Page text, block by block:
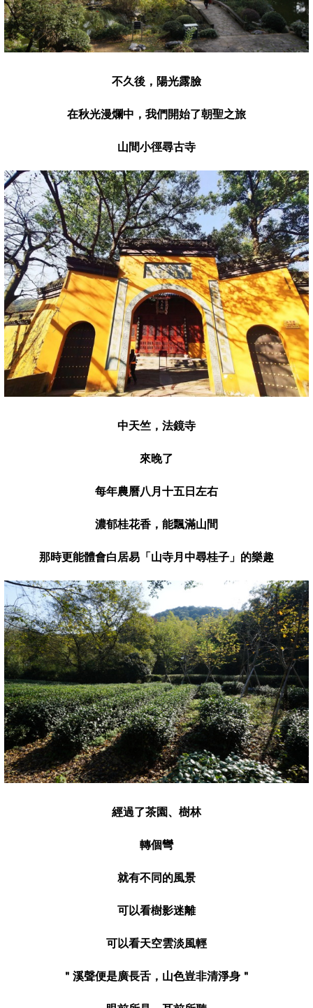
不久後，陽光露臉
在秋光漫爛中，我們開始了朝聖之旅
山間小徑尋古寺
中天竺，法鏡寺
來晚了
每年農曆八月十五日左右
濃郁桂花香 ， 能飄滿山間
那時更能體會白居易「山寺月中尋桂子」的樂趣
經過了茶園、樹林
轉個彎
就有不同的風景
可以看樹影迷離
可以看天空雲淡風輕
＂溪聲便是廣長舌，山色豈非清淨身＂